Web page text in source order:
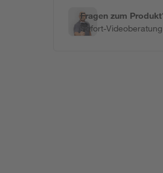
Fragen zum
Sofort-